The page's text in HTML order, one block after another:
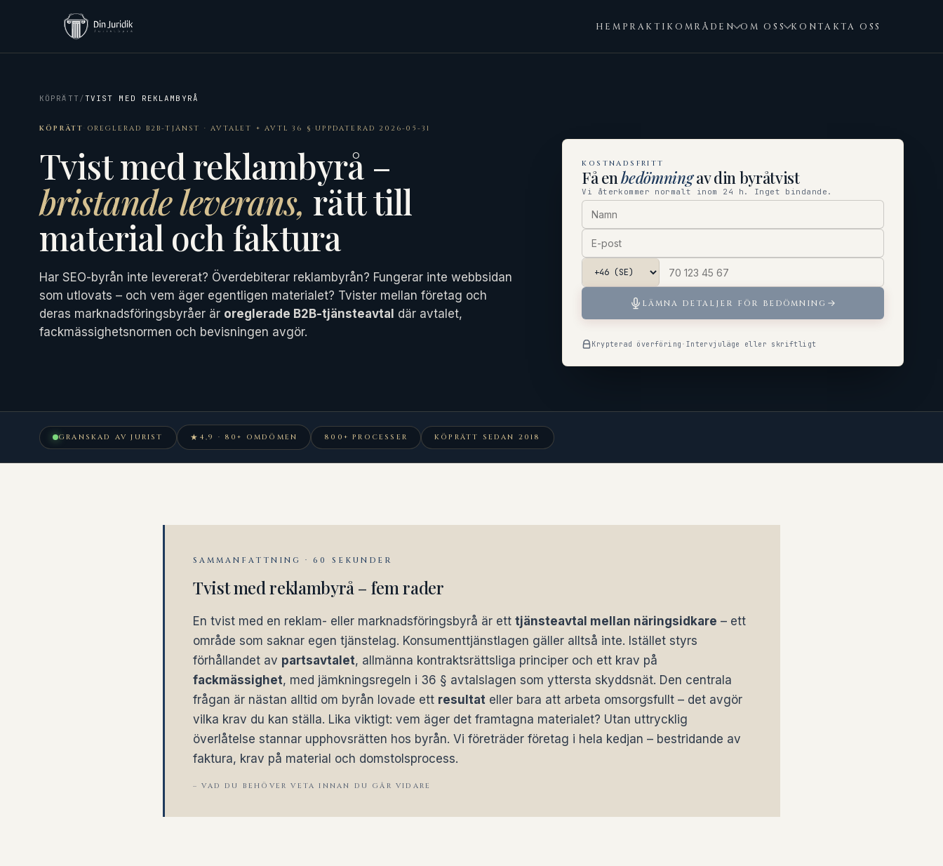
HEM PRAKTIKOMRÅDEN OM OSS KONTAKTA OSS
KÖPRÄTT /TVIST MED REKLAMBYRÅ
KÖPRÄTT· OREGLERAD B2B-TJÄNST · AVTALET + AVTL 36 §· UPPDATERAD 2026-05-31
Tvist med reklambyrå –
bristande leverans, rätt till
material och faktura
Har SEO-byrån inte levererat? Överdebiterar reklambyrån? Fungerar inte webbsidan
som utlovats – och vem äger egentligen materialet? Tvister mellan företag och
deras marknadsföringsbyråer är oreglerade B2B-tjänsteavtal där avtalet,
fackmässighetsnormen och bevisningen avgör.
KOSTNADSFRITT
Få enbedömningav din byråtvist
Vi återkommer normalt inom 24 h. Inget bindande.
LÄMNA DETALJER FÖR BEDÖMNING
Krypterad överföring · Intervjuläge eller skriftligt
GRANSKAD AV JURIST ★ 4,9 · 80+ OMDÖMEN 800+ PROCESSER KÖPRÄTT SEDAN 2018
SAMMANFATTNING · 60 SEKUNDER
Tvist med reklambyrå – fem rader
En tvist med en reklam- eller marknadsföringsbyrå är ett tjänsteavtal mellan näringsidkare – ett
område som saknar egen tjänstelag. Konsumenttjänstlagen gäller alltså inte. Istället styrs
förhållandet av partsavtalet, allmänna kontraktsrättsliga principer och ett krav på
fackmässighet, med jämkningsregeln i 36 § avtalslagen som yttersta skyddsnät. Den centrala
frågan är nästan alltid om byrån lovade ett resultat eller bara att arbeta omsorgsfullt – det avgör
vilka krav du kan ställa. Lika viktigt: vem äger det framtagna materialet? Utan uttrycklig
överlåtelse stannar upphovsrätten hos byrån. Vi företräder företag i hela kedjan – bestridande av
faktura, krav på material och domstolsprocess.
– VAD DU BEHÖVER VETA INNAN DU GÅR VIDARE